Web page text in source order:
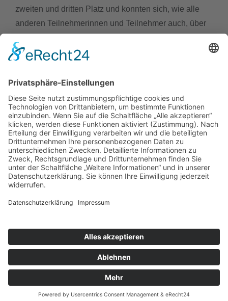
schiller.news
hitzebedingte Kurzstunden vom 22.6 bis 26.6.2026
Einladung zum Kennenlern-Nachmittag am 2.7.2026
Unser Schulgarten wächst – unterstützen Sie unser
Projekt!
zweiten und dritten Platz und konnten sich, wie alle
anderen Teilnehmerinnen und Teilnehmer auch, über
freuen – als Inhaber der ersten drei Plätze zudem noch
zusammengestellten Auswahl aussuchen durften.
DetailsVeröffentlicht: 19. Dezember 2019
Schiller Witten © 2025
Datenschutzerklärung
Kontakt & Anfahrt
Login Suchen
Sitemap
Barrierefreiheit